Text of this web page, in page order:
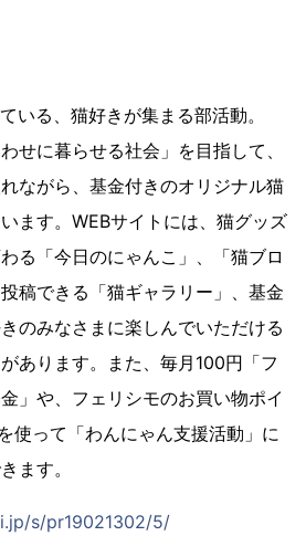
いる、猫好きが集まる部活動。
せに暮らせる社会」を目指して、
ながら、基金付きのオリジナル猫
ます。WEBサイトには、猫グッズ
る「今日のにゃんこ」、「猫ブロ
稿できる「猫ギャラリー」、基金
のみなさまに楽しんでいただける
あります。また、毎月100円「フ
」や、フェリシモのお買い物ポイ
使って「わんにゃん支援活動」に
ます。
s/pr19021302/5/